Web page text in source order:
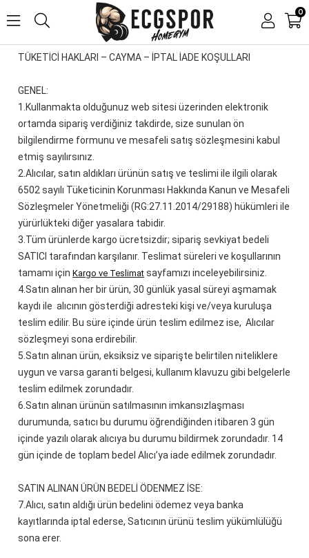
0
TÜKETİCİ HAKLARI – CAYMA – İPTAL İADE KOŞULLARI
GENEL:
1. Kullanmakta olduğunuz web sitesi üzerinden elektronik
ortamda sipariş verdiğiniz takdirde, size sunulan ön
bilgilendirme formunu ve mesafeli satış sözleşmesini kabul
etmiş sayılırsınız.
2. Alıcılar, satın aldıkları ürünün satış ve teslimi ile ilgili olarak
6502 sayılı Tüketicinin Korunması Hakkında Kanun ve Mesafeli
Sözleşmeler Yönetmeliği (RG:27.11.2014/29188) hükümleri ile
yürürlükteki diğer yasalara tabidir.
3. Tüm ürünlerde kargo ücretsizdir; sipariş sevkiyat bedeli
SATICI tarafından karşılanır. Teslimat süreleri ve koşullarının
tamamı için Kargo ve Teslimat sayfamızı inceleyebilirsiniz.
4.Satın alınan her bir ürün, 30 günlük yasal süreyi aşmamak
kaydı ile alıcının gösterdiği adresteki kişi ve/veya kuruluşa
teslim edilir. Bu süre içinde ürün teslim edilmez ise, Alıcılar
sözleşmeyi sona erdirebilir.
5. Satın alınan ürün, eksiksiz ve siparişte belirtilen niteliklere
uygun ve varsa garanti belgesi, kullanım klavuzu gibi belgelerle
teslim edilmek zorundadır.
6. Satın alınan ürünün satılmasının imkansızlaşması
durumunda, satıcı bu durumu öğrendiğinden itibaren 3 gün
içinde yazılı olarak alıcıya bu durumu bildirmek zorundadır. 14
gün içinde de toplam bedel Alıcı’ya iade edilmek zorundadır.
SATIN ALINAN ÜRÜN BEDELİ ÖDENMEZ İSE:
7.Alıcı, satın aldığı ürün bedelini ödemez veya banka
kayıtlarında iptal ederse, Satıcının ürünü teslim yükümlülüğü
sona erer.